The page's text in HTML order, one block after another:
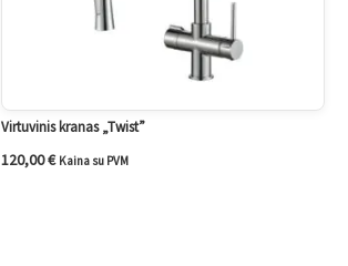
Virtuvinis kranas „Twist”
120,00€ Kaina su PVM